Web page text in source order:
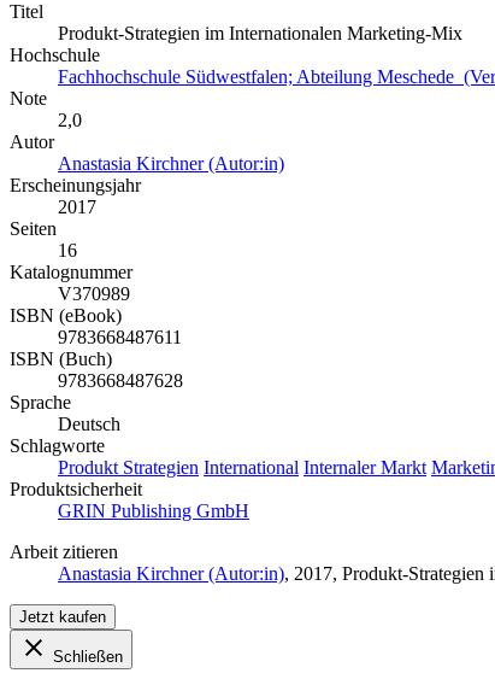
Titel
Produkt-Strategien im Internationalen Marketing-Mix
Hochschule
Fachhochschule Südwestfalen; Abteilung Meschede
Note
2,0
Autor
Anastasia Kirchner (Autor:in)
Erscheinungsjahr
2017
Seiten
16
Katalognummer
V370989
ISBN (eBook)
9783668487611
ISBN (Buch)
9783668487628
Sprache
Deutsch
Schlagworte
Produkt Strategien International Internaler Markt
Produktsicherheit
GRIN Publishing GmbH
Arbeit zitieren
Anastasia Kirchner (Autor:in), 2017, Produkt-
Jetzt kaufen
Schließen